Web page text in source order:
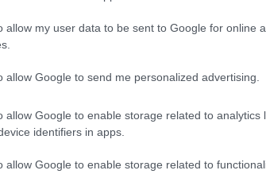
allow my user data to be sent to Google for online
allow Google to send me personalized advertising.
allow Google to enable storage related to analytics
identifiers in apps.
allow Google to enable storage related to
Főleg itt a hazai
Arénában, amely az
volt.
jutottunk fel egy nemzetközi
lebonyolításával ilyen szintű csapatokat
minden szurkoló örülhet– értékelte